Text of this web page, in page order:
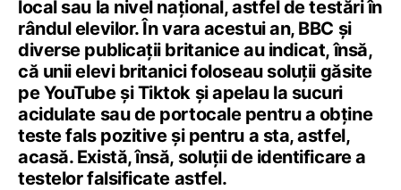
local sau la nivel național, astfel de testări în
rândul elevilor. În vara acestui an, BBC și
diverse publicații britanice au indicat, însă,
că unii elevi britanici foloseau soluții găsite
pe YouTube și Tiktok și apelau la sucuri
acidulate sau de portocale pentru a obține
teste fals pozitive și pentru a sta, astfel,
acasă. Există, însă, soluții de identificare a
testelor falsificate astfel.